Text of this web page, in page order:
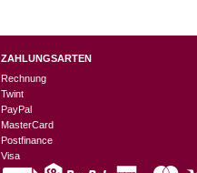
ZAHLUNGSARTEN
Rechnung
Twint
PayPal
MasterCard
Postfinance
Visa